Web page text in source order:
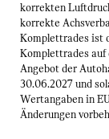
korrekten
korrekte
Komplettrades ist
Komplettrades auf
Angebot der
30.06.2027 und
Wertangaben in
Änderungen